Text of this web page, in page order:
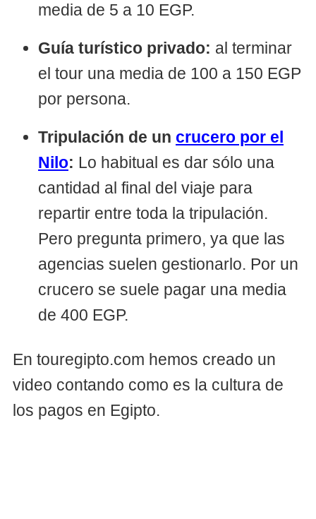
media de 5 a 10 EGP.
Guía turístico privado: al terminar
el tour una media de 100 a 150 EGP
por persona.
Tripulación de un crucero por el
Nilo: Lo habitual es dar sólo una
cantidad al final del viaje para
repartir entre toda la tripulación.
Pero pregunta primero, ya que las
agencias suelen gestionarlo. Por un
crucero se suele pagar una media
de 400 EGP.
En touregipto.com hemos creado un
video contando como es la cultura de
los pagos en Egipto.